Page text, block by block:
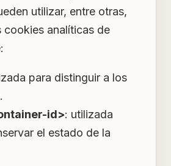
utilizar, entre otras,
cookies analíticas de
para distinguir a los
id>: utilizada
el estado de la